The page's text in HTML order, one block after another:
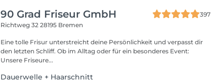
90 Grad Friseur GmbH
397
Richtweg 3228195 Bremen
Eine tolle Frisur unterstreicht deine Persönlichkeit und verpasst dir
den letzten Schliff. Ob im Alltag oder für ein besonderes Event:
Unsere Friseure...
Dauerwelle + Haarschnitt